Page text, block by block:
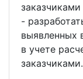
-
выявленных
в учете
заказчиками.